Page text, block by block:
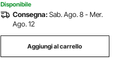
Disponibile
Consegna:Sab. Ago. 8 - Mer.
Ago. 12
Aggiungi al carrello